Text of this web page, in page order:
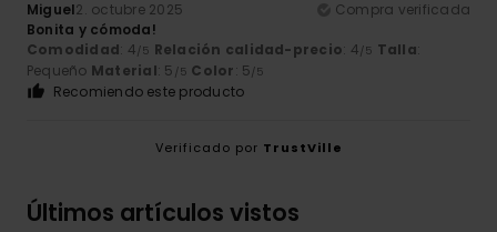
Miguel2. octubre 2025
Compra verificada
Bonita y cómoda!
Comodidad: 4/5 Relación calidad-precio: 4/5 Talla:
Pequeño Material: 5 /5 Color: 5/5
Recomiendo este producto
Verificado por TrustVille
Últimos artículos vistos